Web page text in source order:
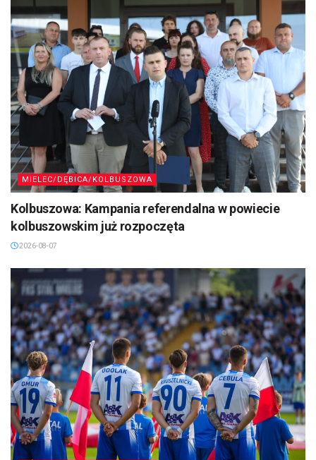
MIELEC/DĘBICA/KOLBUSZOWA
Kolbuszowa: Kampania referendalna w powiecie
kolbuszowskim już rozpoczęta
2026-08-07